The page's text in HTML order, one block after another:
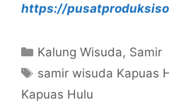
https://
Kategori
Kalung Wisuda, Samir
Tag
samir wisuda Kapuas
Kapuas Hulu